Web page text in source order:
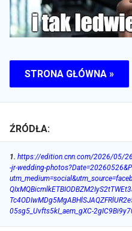
STRONA GŁÓWNA »
ŹRÓDŁA:
1. https://edition.cnn.com/2026/05/
-jr-wedding-
05sg5_Uvfts5kI_aem_gXC-